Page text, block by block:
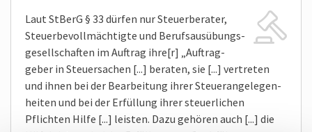
Laut StBerG § 33 dürfen nur Steuer­berater,
Steuer­bevoll­mächtigte und Berufs­ausübungs­
gesell­schaften im Auftrag ihre[r] „Auftrag­
geber in Steuer­sachen [...] beraten, sie [...] vertreten
und ihnen bei der Bear­beitung ihrer Steuer­angelegen­
heiten und bei der Erfüllung ihrer steuer­lichen
Pflichten Hilfe [...] leisten. Dazu gehören auch [...] die